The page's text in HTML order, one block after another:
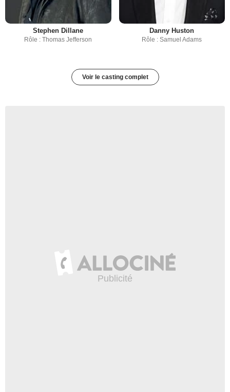
Stephen Dillane
Rôle : Thomas Jefferson
Danny Huston
Rôle : Samuel Adams
Voir le casting complet